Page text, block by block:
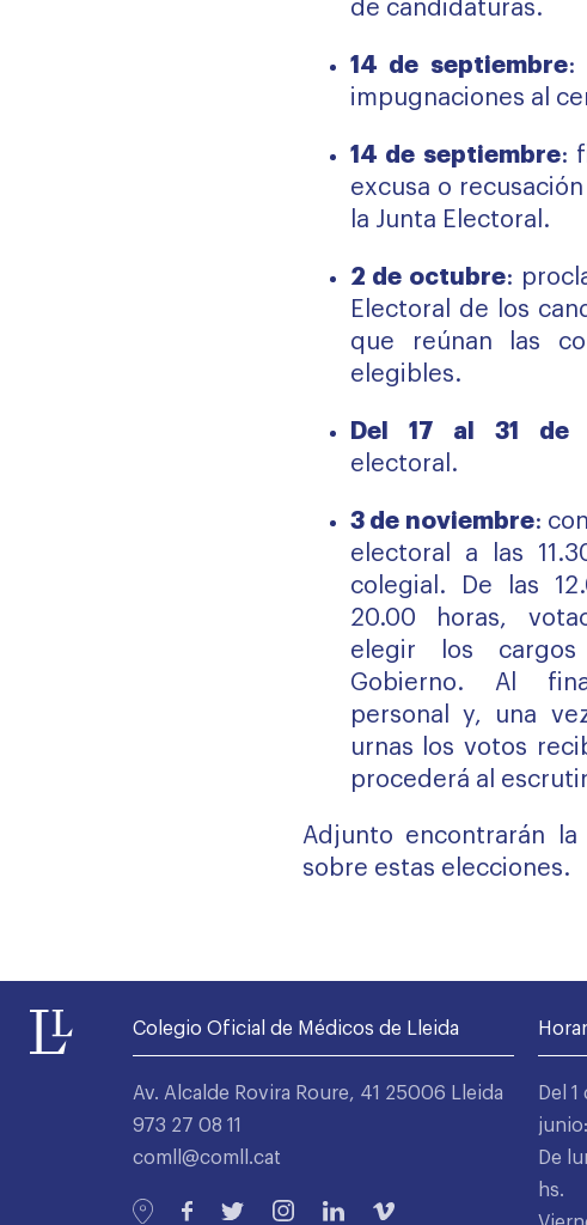
de candidaturas.
14 de septiembre:
impugnaciones al
14 de septiembre:
excusa o
la Junta Electoral.
2 de octubre:
Electoral de los
que reúnan las
elegibles.
Del 17 al 31 de
electoral.
3 de noviembre:
electoral a las
colegial. De las
20.00 horas,
elegir los
Gobierno. Al
personal y, una
urnas los votos
procederá al
Adjunto encontrarán
sobre estas elecciones.
Colegio Oficial de Médicos de Lleida
Av. Alcalde Rovira Roure, 41 25006 Lleida
973 27 08 11
comll@comll.cat
Del
junio:
De
hs.